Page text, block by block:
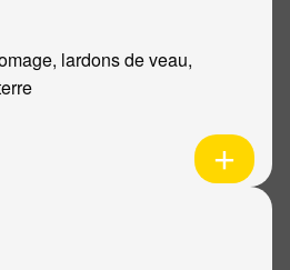
lardons de veau,